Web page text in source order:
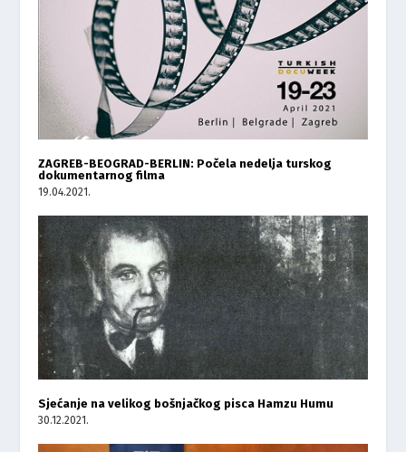
ZAGREB-BEOGRAD-BERLIN: Počela nedelja turskog
dokumentarnog filma
19.04.2021.
Sjećanje na velikog bošnjačkog pisca Hamzu Humu
30.12.2021.